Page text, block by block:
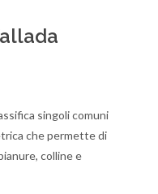
singoli comuni
che permette di
colline e